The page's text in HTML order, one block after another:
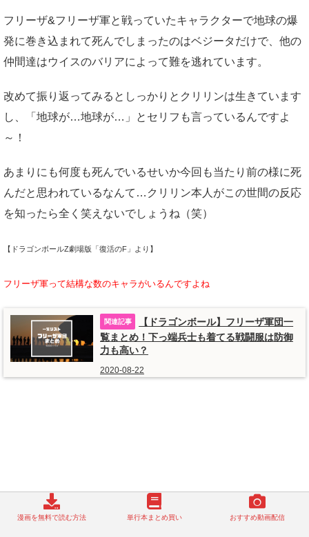
フリーザ&フリーザ軍と戦っていたキャラクターで地球の爆
発に巻き込まれて死んでしまったのはベジータだけで、他の
仲間達はウイスのバリアによって難を逃れています。
改めて振り返ってみるとしっかりとクリリンは生きています
し、「地球が…地球が…」とセリフも言っているんですよ
～！
あまりにも何度も死んでいるせいか今回も当たり前の様に死
んだと思われているなんて…クリリン本人がこの世間の反応
を知ったら全く笑えないでしょうね（笑）
【ドラゴンボールZ劇場版「復活のF」より】
フリーザ軍って結構な数のキャラがいるんですよね
【ドラゴンボール】フリーザ軍団一
覧まとめ！下っ端兵士も着てる戦闘服は防御
力も高い？
2020-08-22
漫画を無料で読む方法 単行本まとめ買い おすすめ動画配信